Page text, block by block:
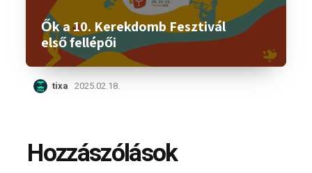
Ők a 10. Kerekdomb Fesztivál
első fellépői
tixa 2025.02.18.
Hozzászólások